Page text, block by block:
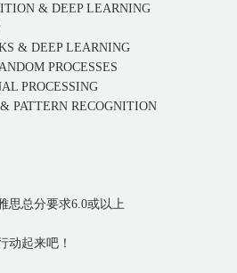
& DEEP LEARNING
& DEEP LEARNING
PROCESSES
PROCESSING
PATTERN RECOGNITION
思总分要求6.0或以上
动起来吧！